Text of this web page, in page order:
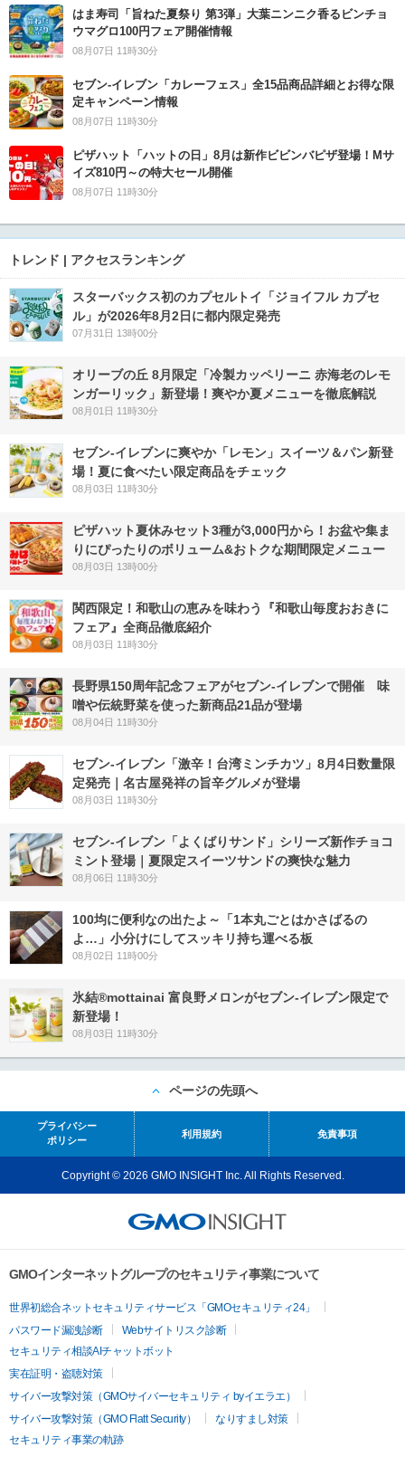
はま寿司「旨ねた夏祭り 第3弾」大葉ニンニク香るビンチョ
ウマグロ100円フェア開催情報
08月07日 11時30分
セブン‐イレブン「カレーフェス」全15品商品詳細とお得な限
定キャンペーン情報
08月07日 11時30分
ピザハット「ハットの日」8月は新作ビビンバピザ登場！Mサ
イズ810円～の特大セール開催
08月07日 11時30分
トレンド | アクセスランキング
スターバックス初のカプセルトイ「ジョイフル カプセ
ル」が2026年8月2日に都内限定発売
07月31日 13時00分
オリーブの丘 8月限定「冷製カッペリーニ 赤海老のレモ
ンガーリック」新登場！爽やか夏メニューを徹底解説
08月01日 11時30分
セブン‐イレブンに爽やか「レモン」スイーツ＆パン新登
場！夏に食べたい限定商品をチェック
08月03日 11時30分
ピザハット夏休みセット3種が3,000円から！お盆や集ま
りにぴったりのボリューム&おトクな期間限定メニュー
08月03日 13時00分
関西限定！和歌山の恵みを味わう『和歌山毎度おおきに
フェア』全商品徹底紹介
08月03日 11時30分
長野県150周年記念フェアがセブン-イレブンで開催 味
噌や伝統野菜を使った新商品21品が登場
08月04日 11時30分
セブン-イレブン「激辛！台湾ミンチカツ」8月4日数量限
定発売｜名古屋発祥の旨辛グルメが登場
08月03日 11時30分
セブン‐イレブン「よくばりサンド」シリーズ新作チョコ
ミント登場｜夏限定スイーツサンドの爽快な魅力
08月06日 11時30分
100均に便利なの出たよ～「1本丸ごとはかさばるの
よ…」小分けにしてスッキリ持ち運べる板
08月02日 11時00分
氷結®mottainai 富良野メロンがセブン‐イレブン限定で
新登場！
08月03日 11時30分
ページの先頭へ
プライバシー
ポリシー
利用規約 免責事項
Copyright © 2026 GMO INSIGHT Inc. All Rights Reserved.
GMOインターネットグループのセキュリティ事業について
世界初総合ネットセキュリティサービス「GMOセキュリティ24」
パスワード漏洩診断
Webサイトリスク診断
セキュリティ相談AIチャットボット
実在証明・盗聴対策
サイバー攻撃対策（GMOサイバーセキュリティ byイエラエ）
サイバー攻撃対策（GMO Flatt Security）
なりすまし対策
セキュリティ事業の軌跡